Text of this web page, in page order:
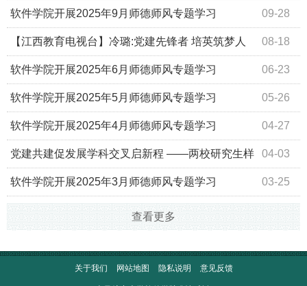
09-28
软件学院开展2025年9月师德师风专题学习
08-18
【江西教育电视台】冷璐:党建先锋者 培英筑梦人
06-23
软件学院开展2025年6月师德师风专题学习
05-26
软件学院开展2025年5月师德师风专题学习
04-27
软件学院开展2025年4月师德师风专题学习
04-03
党建共建促发展学科交叉启新程 ——两校研究生样
板党支部开展联学共建活动 03-25
软件学院开展2025年3月师德师风专题学习
查看更多
关于我们 网站地图 隐私说明 意见反馈